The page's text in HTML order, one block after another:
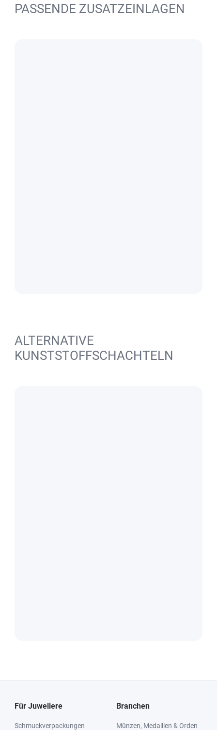
PASSENDE ZUSATZEINLAGEN
ALTERNATIVE
KUNSTSTOFFSCHACHTELN
Für Juweliere
Schmuckverpackungen
Branchen
Münzen, Medaillen & Orden